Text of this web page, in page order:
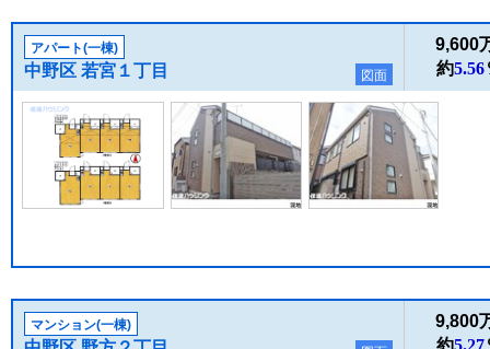
アパート(一棟)
中野区 若宮１丁目 図面
9,600
約5.56
マンション(一棟)
9,800